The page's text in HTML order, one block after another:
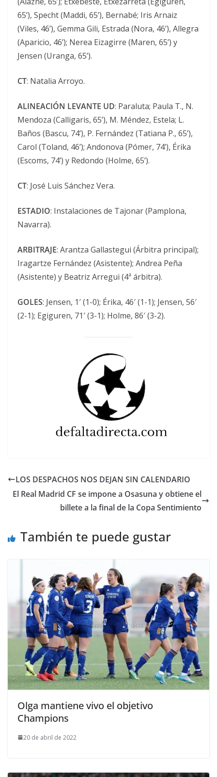
65’), Specht (Maddi, 65’), Bernabé; Iris Arnaiz
(Viles, 46’), Gemma Gili, Estrada (Nora, 46’), Allegra
(Aparicio, 46’); Nerea Eizagirre (Maren, 65’) y
Jensen (Uranga, 65’).
CT: Natalia Arroyo.
ALINEACIÓN LEVANTE UD: Paraluta; Paula T., N.
Mendoza (Calligaris, 65’), M. Méndez, Estela; L.
Baños (Bascu, 74’), P. Fernández (Tatiana P., 65’),
Carol (Toland, 46’); Andonova (Pómer, 74’), Érika
(Escoms, 74’) y Redondo (Holme, 65’).
CT: José Luis Sánchez Vera.
ESTADIO: Instalaciones de Tajonar (Pamplona,
Navarra).
ARBITRAJE: Arantza Gallastegui (Árbitra principal);
Iragartze Fernández (Asistente); Andrea Peña
(Asistente) y Beatriz Arregui (4ª árbitra).
GOLES: Jensen, 1′ (1-0); Érika, 46′ (1-1); Jensen, 56′
(2-1); Egiguren, 71′ (3-1); Holme, 86′ (3-2).
LOS DESPACHOS NOS DEJAN SIN CALENDARIO
El Real Madrid CF se impone a Osasuna y obtiene el
billete a la final de la Copa Sentimiento
También te puede gustar
Olga mantiene vivo el objetivo
Champions
20 de abril de 2022